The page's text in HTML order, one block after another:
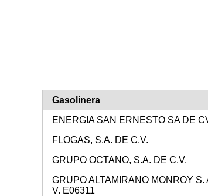
Gasolinera
ENERGIA SAN ERNESTO SA DE
FLOGAS, S.A. DE C.V.
GRUPO OCTANO, S.A. DE C.V.
GRUPO ALTAMIRANO MONROY S.
V. E06311